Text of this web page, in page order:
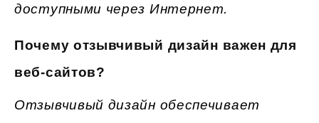
доступными через Интернет.
Почему отзывчивый дизайн важен для
веб-сайтов?
Отзывчивый дизайн обеспечивает